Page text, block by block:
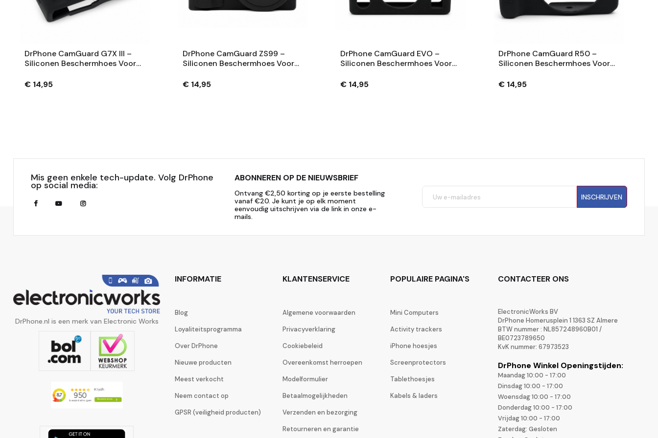
DrPhone CamGuard G7X III –
Siliconen Beschermhoes Voor
PowerShot G7 X Mark III – Extra
€ 14,95
DrPhone CamGuard ZS99 –
Siliconen Beschermhoes Voor
Schokabsorberend –
€ 14,95
DrPhone CamGuard EVO –
Siliconen Beschermhoes Voor
Mini Evo – Krasbestendig En
€ 14,95
DrPhone CamGuard R50 –
Siliconen Beschermhoes Voor
Krasbestendige Camera Case
€ 14,95
Mis geen enkele tech-update. Volg DrPhone
op social media:
ABONNEREN OP DE NIEUWSBRIEF
Ontvang €2,50 korting op je eerste bestelling
vanaf €20. Je kunt je op elk moment
eenvoudig uitschrijven via de link in onze e-
mails.
INSCHRIJVEN
DrPhone.nl is een merk van Electronic Works
INFORMATIE
Blog
Loyaliteitsprogramma
Over DrPhone
Nieuwe producten
Meest verkocht
Neem contact op
GPSR (veiligheid producten)
KLANTENSERVICE
Algemene voorwaarden
Privacyverklaring
Cookiebeleid
Overeenkomst herroepen
Modelformulier
Betaalmogelijkheden
Verzenden en bezorging
Retourneren en garantie
POPULAIRE PAGINA'S
Mini Computers
Activity trackers
iPhone hoesjes
Screenprotectors
Tablethoesjes
Kabels & laders
CONTACTEER ONS
ElectronicWorks BV
DrPhone Homerusplein 1 1363 SZ Almere
BTW nummer : NL857248960B01 /
BE0723789650
KvK nummer: 67973523
DrPhone Winkel Openingstijden:
Maandag 10:00 - 17:00
Dinsdag 10:00 - 17:00
Woensdag 10:00 - 17:00
Donderdag 10:00 - 17:00
Vrijdag 10:00 - 17:00
Zaterdag: Gesloten